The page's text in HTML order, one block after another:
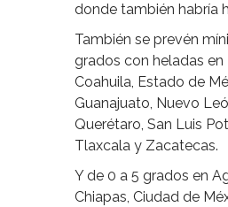
donde también habría
También se prevén
grados con heladas en
Coahuila, Estado de
Guanajuato, Nuevo
Querétaro, San Luis
Tlaxcala y Zacatecas.
Y de 0 a 5 grados en
Chiapas, Ciudad de